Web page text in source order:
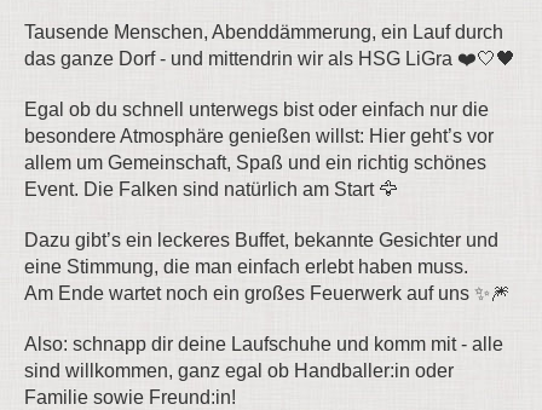
Tausende Menschen, Abenddämmerung, ein Lauf durch
das ganze Dorf - und mittendrin wir als HSG LiGra ❤️🤍🖤
Egal ob du schnell unterwegs bist oder einfach nur die
besondere Atmosphäre genießen willst: Hier geht’s vor
allem um Gemeinschaft, Spaß und ein richtig schönes
Event. Die Falken sind natürlich am Start 🦅
Dazu gibt’s ein leckeres Buffet, bekannte Gesichter und
eine Stimmung, die man einfach erlebt haben muss.
Am Ende wartet noch ein großes Feuerwerk auf uns ✨🎆
Also: schnapp dir deine Laufschuhe und komm mit - alle
sind willkommen, ganz egal ob Handballer:in oder
Familie sowie Freund:in!